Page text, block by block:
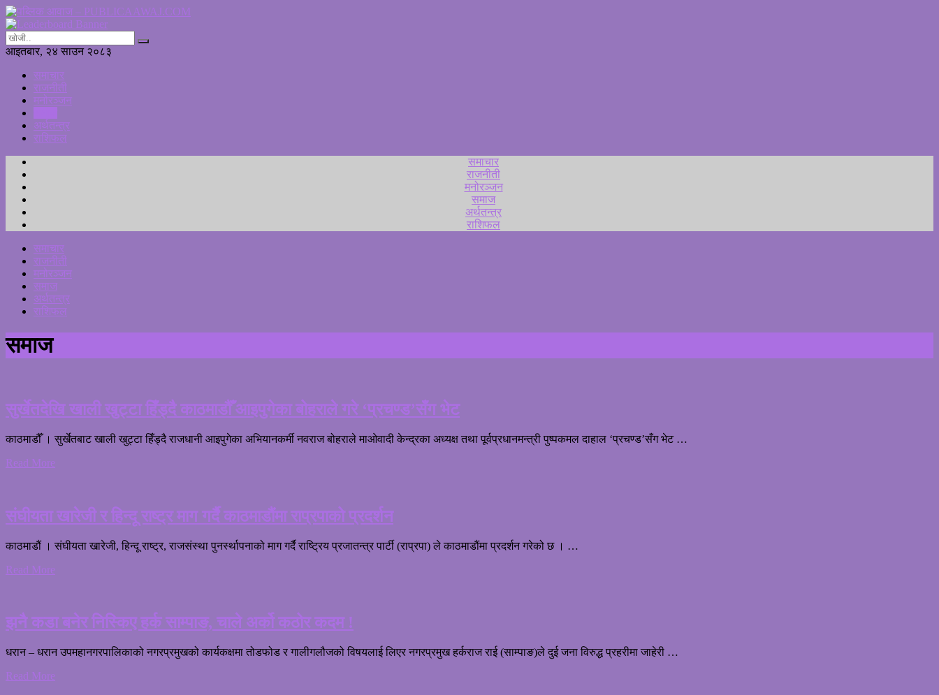
आइतबार, २४ साउन २०८३
समाचार
राजनीती
मनोरञ्जन
अर्थतन्त्र
राशिफल
समाचार
राजनीती
मनोरञ्जन
समाज
अर्थतन्त्र
राशिफल
समाचार
राजनीती
मनोरञ्जन
समाज
अर्थतन्त्र
राशिफल
समाज
सुर्खेतदेखि खाली खुट्टा हिँड्दै काठमाडौँ आइपुगेका बोहराले गरे ‘प्रचण्ड’सँग भेट
काठमाडौँ । सुर्खेतबाट खाली खुट्टा हिँड्दै राजधानी आइपुगेका अभियानकर्मी नवराज बोहराले माओवादी केन्द्रका अध्यक्ष तथा पूर्वप्रधानमन्त्री पुष्पकमल दाहाल ‘प्रचण्ड’सँग भेट …
Read More
संघीयता खारेजी र हिन्दू राष्ट्र माग गर्दै काठमाडौंमा राप्रपाको प्रदर्शन
काठमाडौं । संघीयता खारेजी, हिन्दू राष्ट्र, राजसंस्था पुनर्स्थापनाको माग गर्दै राष्ट्रिय प्रजातन्त्र पार्टी (राप्रपा) ले काठमाडौंमा प्रदर्शन गरेको छ । …
Read More
झनै कडा बनेर निस्किए हर्क साम्पाङ, चाले अर्को कठोर कदम !
धरान – धरान उपमहानगरपालिकाको नगरप्रमुखको कार्यकक्षमा तोडफोड र गालीगलौजको विषयलाई लिएर नगरप्रमुख हर्कराज राई (साम्पाङ)ले दुई जना विरुद्ध प्रहरीमा जाहेरी …
Read More